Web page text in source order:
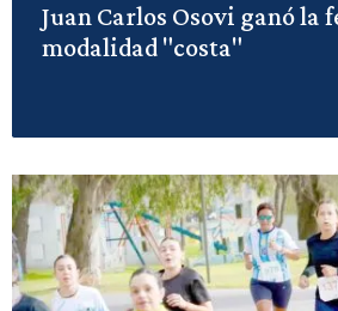
Juan Carlos Osovi ganó la
modalidad "costa"